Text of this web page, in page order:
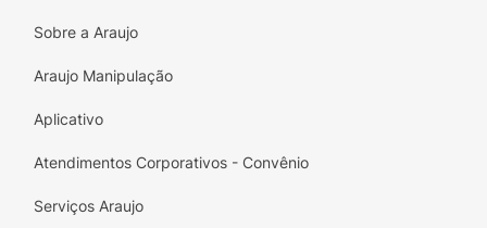
Hidratante que
para
(brancas ou coloridas).
ACTIMOOD®:
Sobre a Araujo
Araujo Manipulação
Aplicativo
Atendimentos Corporativos - Convênio
Serviços Araujo